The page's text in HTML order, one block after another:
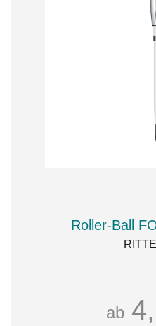
Roller-Ball
ab